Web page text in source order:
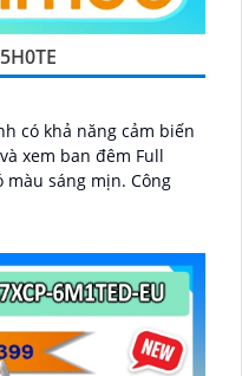
có khả năng cảm biến
xem ban đêm Full